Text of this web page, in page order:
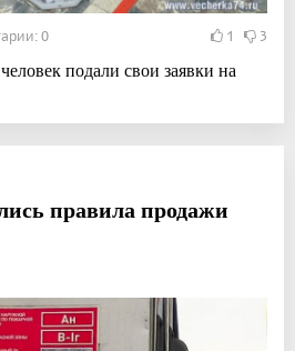
0 1 3
подали свои заявки на
правила продажи